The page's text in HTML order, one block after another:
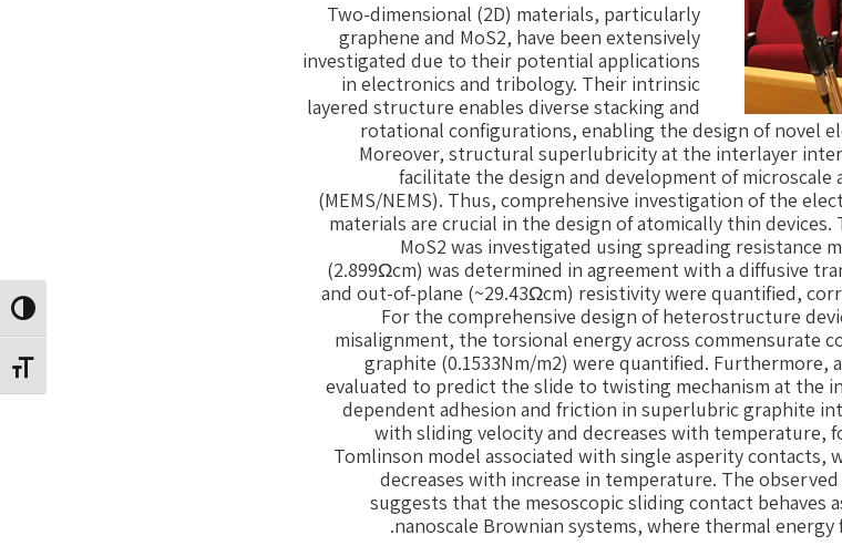
החלף
החלף
Two-dimensional (2D) materials, particularly
graphene and MoS2, have been extensively
investigated due to their potential applications
in electronics and tribology. Their intrinsic
layered structure enables diverse stacking and
rotational configurations, enabling the design of novel
Moreover, structural superlubricity at the interlayer
facilitate the design and development of microscale
(MEMS/NEMS). Thus, comprehensive investigation of the
materials are crucial in the design of atomically thin
MoS2 was investigated using spreading resistance
(2.899Ωcm) was determined in agreement with a diffusive
and out-of-plane (~29.43Ωcm) resistivity were quantified,
For the comprehensive design of heterostructure
misalignment, the torsional energy across commensurate
graphite (0.1533Nm/m2) were quantified. Furthermore,
evaluated to predict the slide to twisting mechanism at the
dependent adhesion and friction in superlubric graphite
with sliding velocity and decreases with temperature,
Tomlinson model associated with single asperity contacts,
decreases with increase in temperature. The
suggests that the mesoscopic sliding contact behaves
nanoscale Brownian systems, where thermal